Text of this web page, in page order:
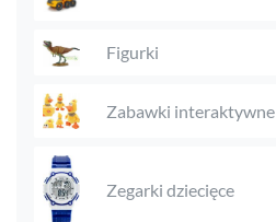
Figurki
Zabawki interaktywne
Zegarki dziecięce